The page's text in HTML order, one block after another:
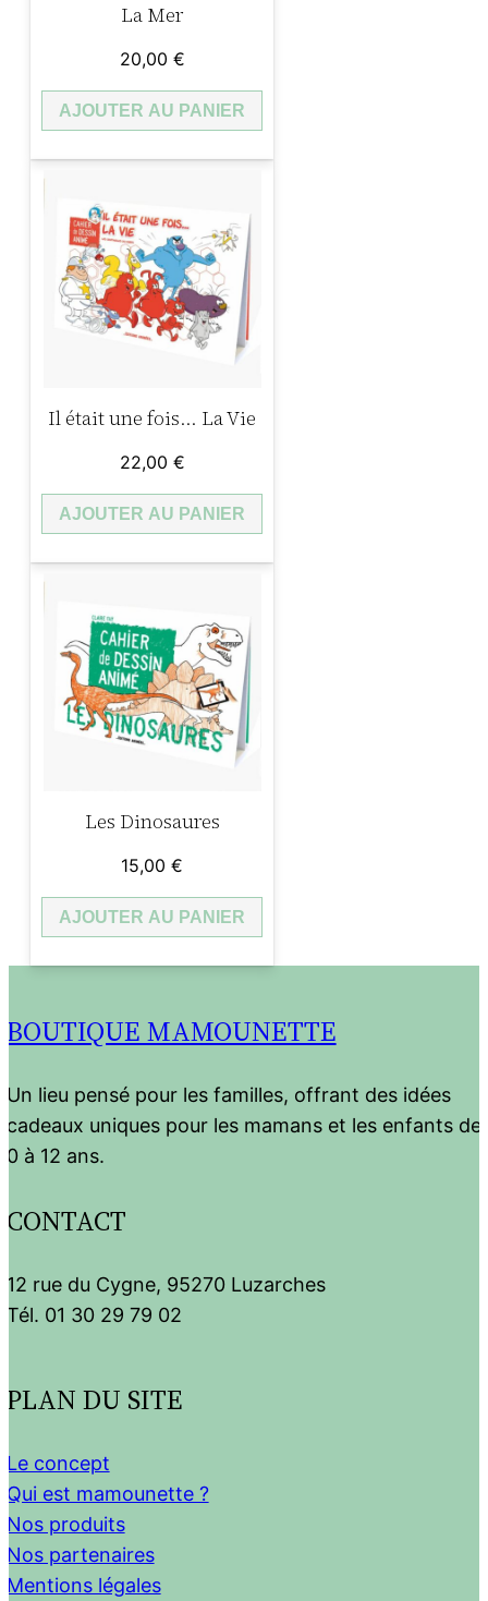
La Mer
20,00 €
AJOUTER AU PANIER
Il était une fois… La Vie
22,00 €
AJOUTER AU PANIER
Les Dinosaures
15,00 €
AJOUTER AU PANIER
BOUTIQUE MAMOUNETTE
Un lieu pensé pour les familles, offrant des idées
cadeaux uniques pour les mamans et les enfants de
0 à 12 ans.
CONTACT
12 rue du Cygne, 95270 Luzarches
Tél. 01 30 29 79 02
PLAN DU SITE
Le concept
Qui est mamounette ?
Nos produits
Nos partenaires
Mentions légales